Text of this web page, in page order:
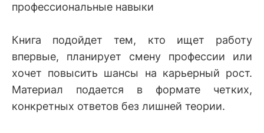
профессиональные навыки
Книга подойдет тем, кто ищет работу
впервые, планирует смену профессии или
хочет повысить шансы на карьерный рост.
Материал подается в формате четких,
конкретных ответов без лишней теории.